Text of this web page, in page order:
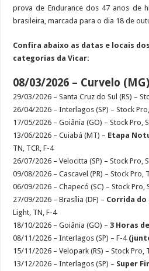
prova de Endurance dos 47 anos de
brasileira, marcada para o dia 18 de
Confira abaixo as datas e locais
categorias da Vicar:
08/03/2026 – Curvelo
29/03/2026 – Santa Cruz do Sul (RS) –
26/04/2026 – Interlagos (SP) – Stock
17/05/2026 – Goiânia (GO) – Stock Pro,
13/06/2026 – Cuiabá (MT) – Etapa
TN, TCR, F-4
26/07/2026 – Velocitta (SP) – Stock Pro,
09/08/2026 – Cascavel (PR) – Stock Pro,
06/09/2026 – Chapecó (SC) – Stock Pro,
27/09/2026 – Brasília (DF) – Corrida do
Light, TN, F-4
18/10/2026 – Goiânia (GO) –3 Horas
08/11/2026 – Interlagos (SP) – F-4
15/11/2026 – Velopark (RS) – Stock Pro,
13/12/2026 – Interlagos (SP) – Super